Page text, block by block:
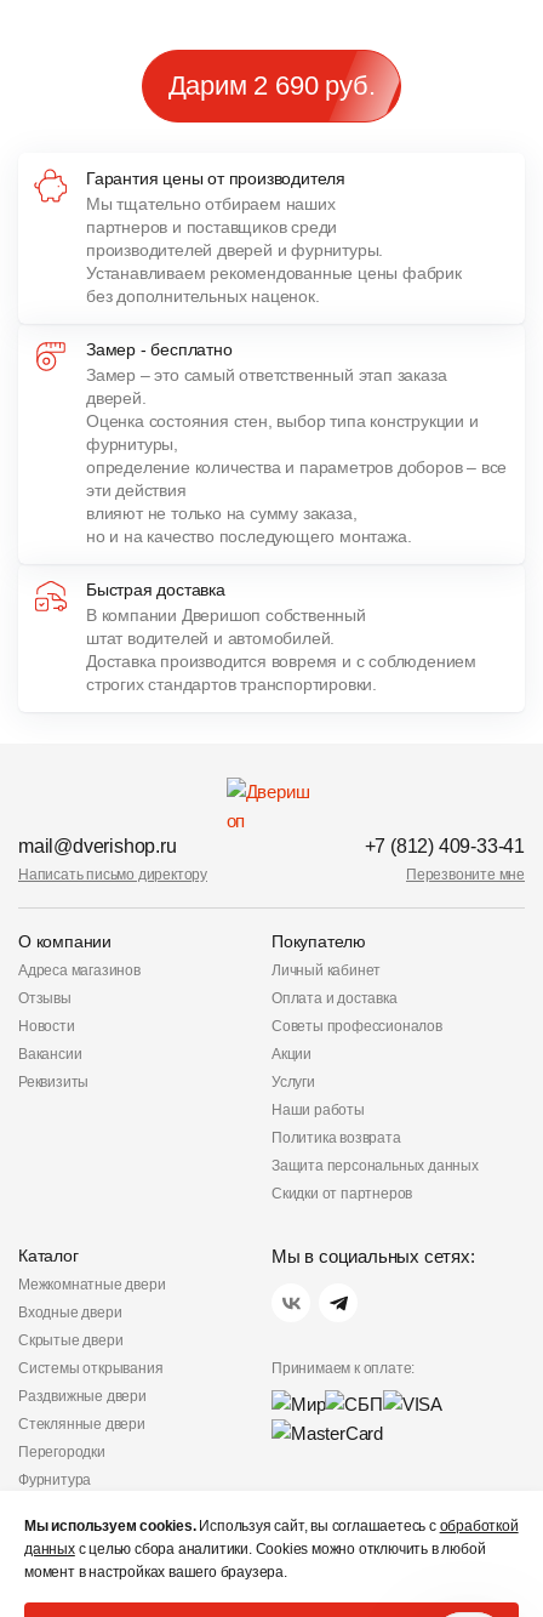
Дарим 2 690 руб.
Гарантия цены от производителя
Мы тщательно отбираем наших
партнеров и поставщиков среди
производителей дверей и фурнитуры.
Устанавливаем рекомендованные цены фабрик
без дополнительных наценок.
Замер - бесплатно
Замер – это самый ответственный этап заказа
дверей.
Оценка состояния стен, выбор типа конструкции и
фурнитуры,
определение количества и параметров доборов – все
эти действия
влияют не только на сумму заказа,
но и на качество последующего монтажа.
Быстрая доставка
В компании Дверишоп собственный
штат водителей и автомобилей.
Доставка производится вовремя и с соблюдением
строгих стандартов транспортировки.
mail@dverishop.ru
Написать письмо директору
+7 (812) 409-33-41
Перезвоните мне
О компании
Адреса магазинов
Отзывы
Новости
Вакансии
Реквизиты
Покупателю
Личный кабинет
Оплата и доставка
Советы профессионалов
Акции
Услуги
Наши работы
Политика возврата
Защита персональных данных
Скидки от партнеров
Каталог
Межкомнатные двери
Входные двери
Скрытые двери
Системы открывания
Раздвижные двери
Стеклянные двери
Перегородки
Фурнитура
Мы в социальных сетях:
Принимаем к оплате:
конфиденциальности
Не является публичной
Мы используем cookies.Используя сайт, вы соглашаетесь с обработкой
данныхс целью сбора аналитики. Cookies можно отключить в любой
момент в настройках вашего браузера.